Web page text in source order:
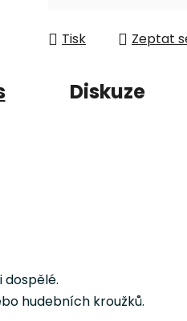
Tisk Zeptat
Diskuze
hudebních kroužků.